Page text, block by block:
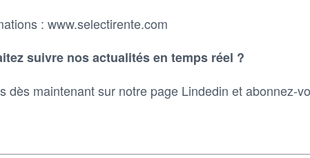
: www.selectirente.com
suivre nos actualités en temps réel ?
dès maintenant sur notre page Lindedin et abonnez-